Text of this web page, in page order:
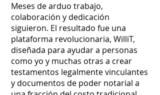
Meses de arduo trabajo,
colaboración y dedicación
siguieron. El resultado fue una
plataforma revolucionaria, WilliT,
diseñada para ayudar a personas
como yo y muchas otras a crear
testamentos legalmente vinculantes
y documentos de poder notarial a